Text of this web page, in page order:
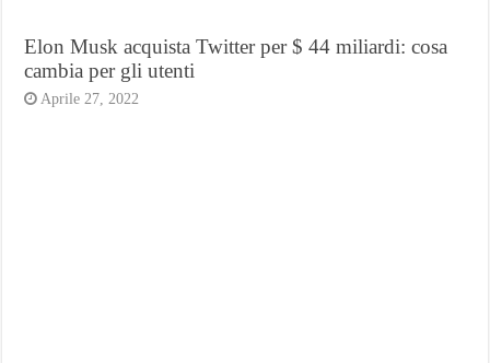
Elon Musk acquista Twitter per $ 44 miliardi: cosa
cambia per gli utenti
Aprile 27, 2022